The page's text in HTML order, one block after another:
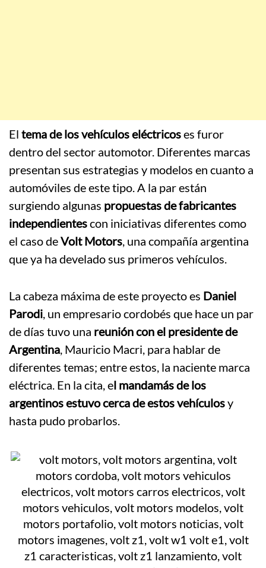
El tema de los vehículos eléctricoses furor
dentro del sector automotor. Diferentes marcas
presentan sus estrategias y modelos en cuanto a
automóviles de este tipo. A la par están
surgiendo algunas propuestas de fabricantes
independientescon iniciativas diferentes como
el caso deVolt Motors, una compañía argentina
que ya ha develado sus primeros vehículos.
La cabeza máxima de este proyecto es Daniel
Parodi, un empresario cordobés que hace un par
de días tuvo una reunión con el presidente de
Argentina, Mauricio Macri, para hablar de
diferentes temas; entre estos, la naciente marca
eléctrica. En la cita, el mandamás de los
argentinos estuvo cerca de estos vehículosy
hasta pudo probarlos.